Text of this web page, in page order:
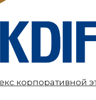
корпоративной